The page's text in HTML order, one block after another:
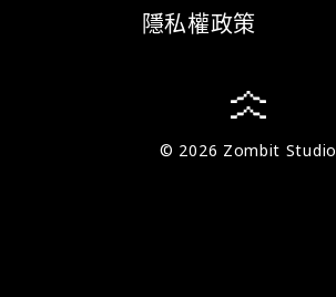
隱私權政策
© 2026 Zombit Studio